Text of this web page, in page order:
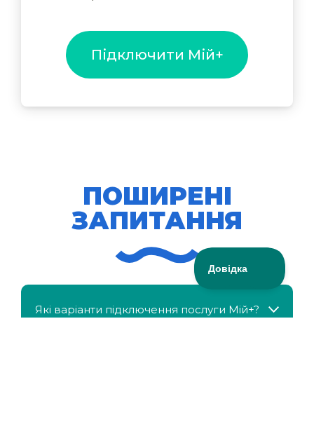
Підключити Мій+
ПОШИРЕНІ
ЗАПИТАННЯ
Які варіанти підключення послуги Мій+?